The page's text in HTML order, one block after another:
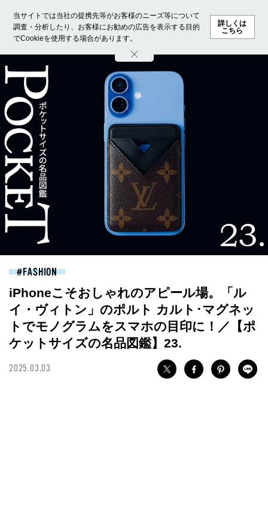
当サイトでは当社の提携先等がお客様のニーズ等について
調査・分析したり、お客様にお勧めの広告を表示する目的
でCookieを使用する場合があります。
詳しくは
こちら
ホーム モデル募集 ランキング ファッション ビューテ
FASHION
iPhoneこそおしゃれのアピール場。「ル
イ・ヴィトン」のポルト カルト･マグネッ
トでモノグラムをスマホの目印に！／【ポ
ケットサイズの名品図鑑】23.
2025.03.03